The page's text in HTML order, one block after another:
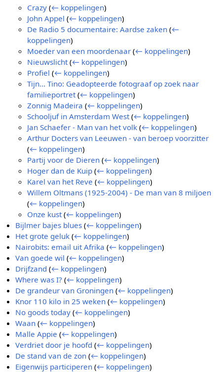
Crazy (← koppelingen)
John Appel (← koppelingen)
De Radio 5 documentaire: Aardse zaken (←
koppelingen)
Moeder van een moordenaar (← koppelingen)
Nieuwslicht (← koppelingen)
Profiel (← koppelingen)
Tijn... Tino: Geadopteerde fotograaf op zoek naar
familieportret (← koppelingen)
Zonnig Madeira (← koppelingen)
Schooljuf in Amsterdam West (← koppelingen)
Jan Schaefer - Man van het volk (← koppelingen)
Arthur Docters van Leeuwen - van beroep voorzitter
(← koppelingen)
Partij voor de Dieren (← koppelingen)
Hoger dan de Kuip (← koppelingen)
Karel van het Reve (← koppelingen)
Willem Oltmans (1925-2004) - De man van 8 miljoen
(← koppelingen)
Onze kust (← koppelingen)
Bijlmer bajes blues (← koppelingen)
Het grote geluk (← koppelingen)
Nairobits: email uit Afrika (← koppelingen)
Van goede wil (← koppelingen)
Drijfzand (← koppelingen)
Where was I? (← koppelingen)
De grandeur van Groningen (← koppelingen)
Knor 110 kilo in 25 weken (← koppelingen)
No goods today (← koppelingen)
Waan (← koppelingen)
Malle Appie (← koppelingen)
Verdriet door je hoofd (← koppelingen)
De stand van de zon (← koppelingen)
Eigenwijs participeren (← koppelingen)